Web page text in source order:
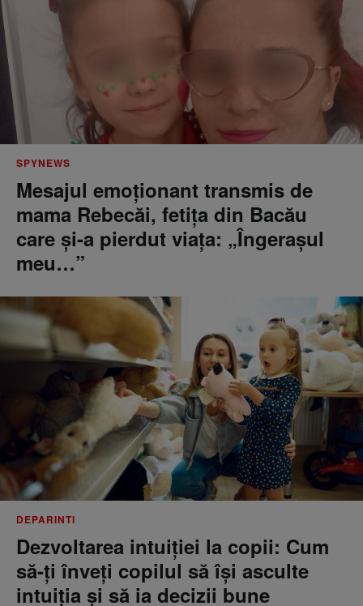
SPYNEWS
Mesajul emoționant transmis de
mama Rebecăi, fetița din Bacău
care și-a pierdut viața: „Îngerașul
meu…”
DEPARINTI
Dezvoltarea intuiției la copii: Cum
să-ți înveți copilul să își asculte
intuiția și să ia decizii bune